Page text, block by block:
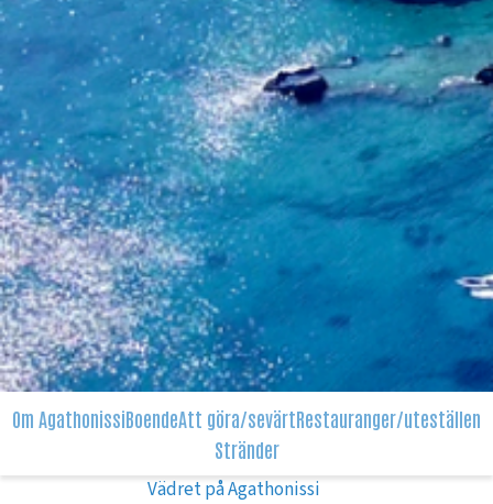
Vädret på Agathonissi
Om AgathonissiBoendeAtt göra/sevärtRestauranger/uteställen
Stränder